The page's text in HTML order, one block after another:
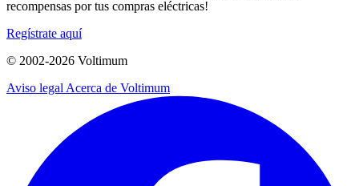
recompensas por tus compras eléctricas!
Regístrate aquí
© 2002-2026 Voltimum
Aviso legal Acerca de Voltimum